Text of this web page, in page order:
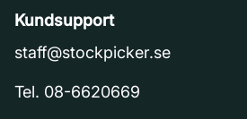
Kundsupport
staff@stockpicker.se
Tel. 08-6620669